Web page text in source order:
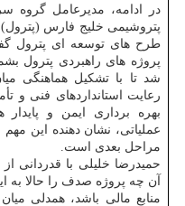
در ادامه، مدیرعامل گروه
پتروشیمی خلیج فارس (پترول)،
طرح های توسعه ای پترول
پروژه های راهبردی پترول
شد تا با تشکیل هماهنگی
رعایت استانداردهای فنی و
بهره برداری ایمن و
عملیاتی، نشان دهنده این
مراحل بعدی است.
حمیدرضا خلیلی با قدردانی
آن چه پروژه صدف را حالا به
منابع مالی باشد، همدلی